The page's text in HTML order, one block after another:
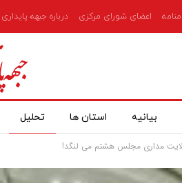
اعضای شورای مرکزی درباره جبهه پایداری
بیانیه استان ها تحلیل
مداری مجلس هشتم می لنگد!